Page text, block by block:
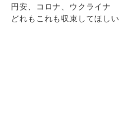
円安、コロナ、ウクライナ
どれもこれも収束してほしい